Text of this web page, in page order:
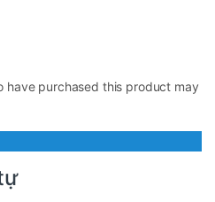
ngày.
rộng rãi cho nhu cầu lưu
have purchased this product may